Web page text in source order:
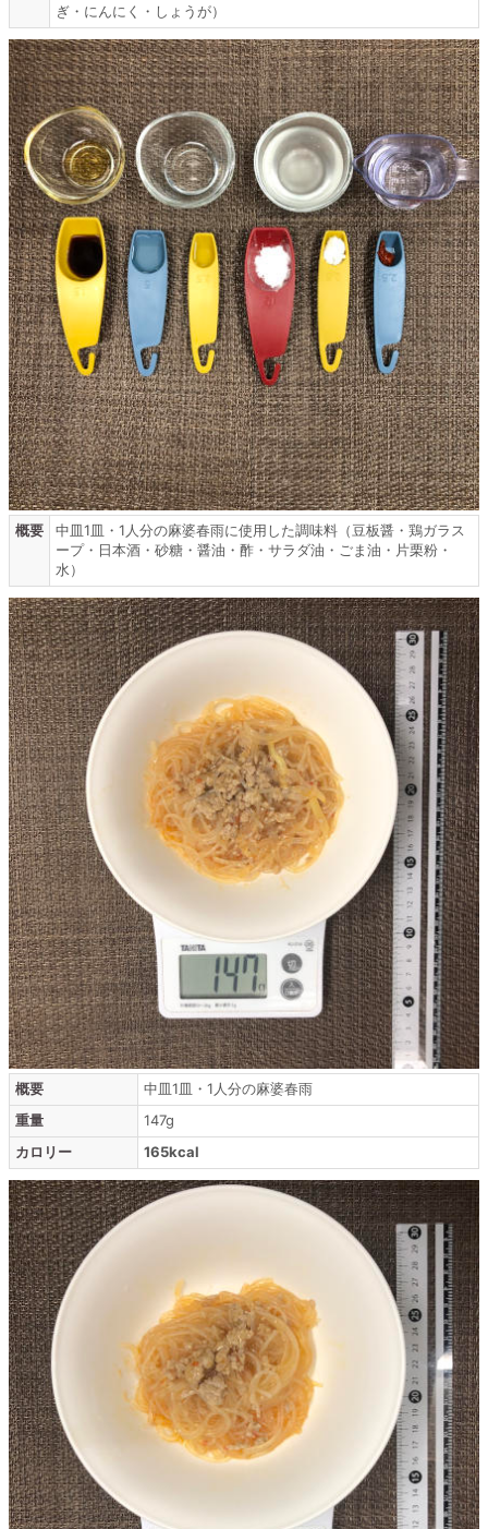
ぎ・にんにく・しょうが）
概要
中皿1皿・1人分の麻婆春雨に使用した調味料（豆板醤・鶏ガラス
ープ・日本酒・砂糖・醤油・酢・サラダ油・ごま油・片栗粉・
水）
概要
中皿1皿・1人分の麻婆春雨
重量
147g
カロリー
165kcal